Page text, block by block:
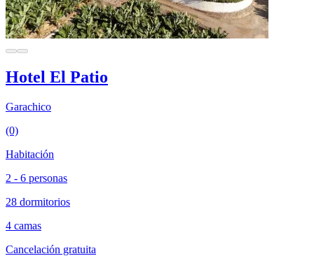
Hotel El Patio
Garachico
(0)
Habitación
2 - 6 personas
28 dormitorios
4 camas
Cancelación gratuita